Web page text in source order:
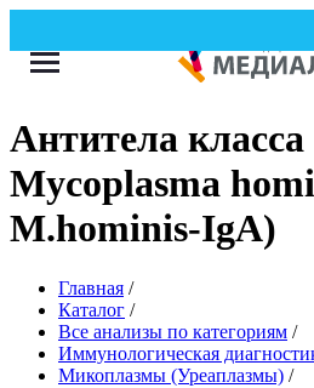
Антитела
Mycoplasma
M.hominis-IgA)
Главная /
Каталог /
Все анализы по категориям /
Иммунологическая
Микоплазмы (Уреаплазмы) /